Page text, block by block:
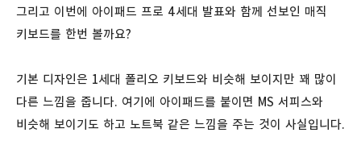
그리고 이번에 아이패드 프로 4세대 발표와 함께 선보인 매직
키보드를 한번 볼까요?
기본 디자인은 1세대 폴리오 키보드와 비슷해 보이지만 꽤 많이
다른 느낌을 줍니다. 여기에 아이패드를 붙이면 MS 서피스와
비슷해 보이기도 하고 노트북 같은 느낌을 주는 것이 사실입니다.